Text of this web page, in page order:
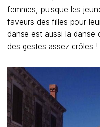
femmes, puisque les
faveurs des filles pour
danse est aussi la danse
des gestes assez drôles !